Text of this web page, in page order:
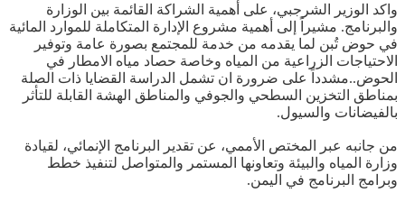
واكد الوزير الشرجبي، على أهمية الشراكة القائمة بين الوزارة
والبرنامج. مشيراً إلى أهمية مشروع الإدارة المتكاملة للموارد المائية
في حوض تُبن لما يقدمه من خدمة للمجتمع بصورة عامة وتوفير
الاحتياجات الزراعية من المياه وخاصة حصاد مياه الامطار في
الحوض..مشدداً على ضرورة ان تشمل الدراسة القضايا ذات الصلة
بمناطق التخزين السطحي والجوفي والمناطق الهشة القابلة للتأثر
بالفيضانات والسيول.
من جانبه عبر المختص الأممي، عن تقدير البرنامج الإنمائي، لقيادة
وزارة المياه والبيئة وتعاونها المستمر والمتواصل لتنفيذ خطط
وبرامج البرنامج في اليمن.